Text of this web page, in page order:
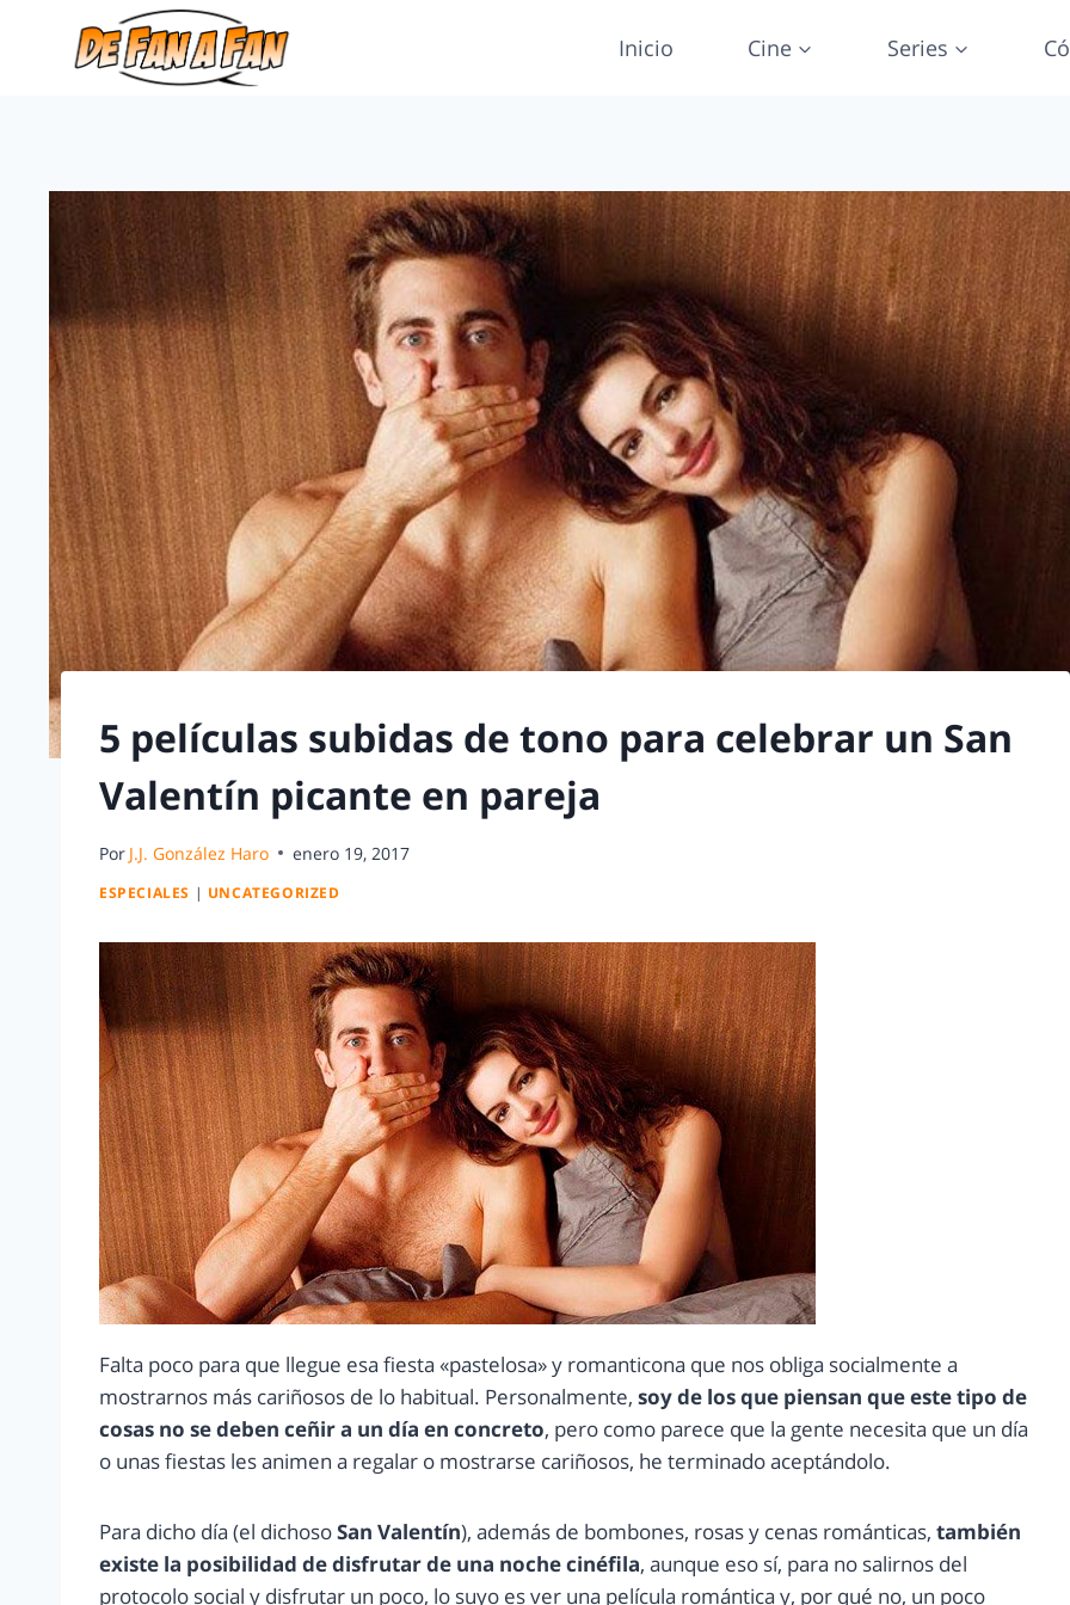
Inicio Cine Series
5 películas subidas de tono para celebrar un San
Valentín picante en pareja
Por J.J. González Haro enero 19, 2017
ESPECIALES | UNCATEGORIZED
Falta poco para que llegue esa fiesta «pastelosa» y romanticona que nos obliga socialmente a
mostrarnos más cariñosos de lo habitual. Personalmente, soy de los que piensan que este tipo de
cosas no se deben ceñir a un día en concreto, pero como parece que la gente necesita que un día
o unas fiestas les animen a regalar o mostrarse cariñosos, he terminado aceptándolo.
Para dicho día (el dichosoSan Valentín), además de bombones, rosas y cenas románticas, también
existe la posibilidad de disfrutar de una noche cinéfila, aunque eso sí, para no salirnos del
protocolo social y disfrutar un poco, lo suyo es ver una película romántica y, por qué no, un poco